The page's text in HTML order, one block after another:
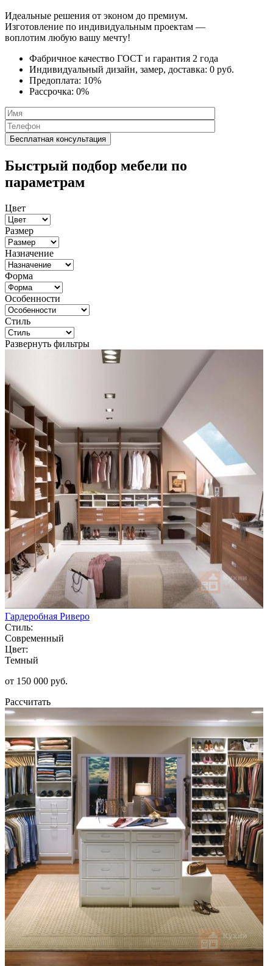
Идеальные решения от эконом до премиум.
Изготовление по индивидуальным проектам —
воплотим любую вашу мечту!
Фабричное качество ГОСТ и гарантия 2 года
Индивидуальный дизайн, замер, доставка: 0 руб.
Предоплата: 10%
Рассрочка: 0%
Быстрый подбор мебели по
параметрам
Цвет
Размер
Назначение
Форма
Особенности
Стиль
Развернуть фильтры
Гардеробная Риверо
Стиль:
Современный
Цвет:
Темный
от 150 000 руб.
Рассчитать